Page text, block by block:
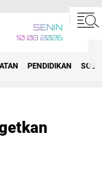
SENIN
10 08 2026
PENDIDIKAN